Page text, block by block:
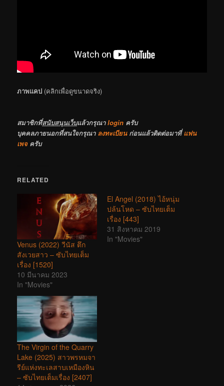
ภาพแคป (คลิกเพื่อดูขนาดจริง)
สมาชิกที่สนับสนุนเว็บแล้วกรุณาlogin ครับ
บุคคลภายนอกที่สนใจกรุณา ลงทะเบียนก่อนแล้วติดต่อมาที่แฟน
เพจครับ
RELATED
Venus (2022) วีนัส ตึก
สังเวยสาว – ซับไทยเต็ม
เรื่อง [1520]
10 มีนาคม 2023
In "Movies"
El Angel (2018) ไอ้หนุ่ม
ปล้นโหด – ซับไทยเต็ม
เรื่อง [443]
31 สิงหาคม 2019
In "Movies"
The Virgin of the Quarry
Lake (2025) สาวพรหมจา
รีย์แห่งทะเลสาบเหมืองหิน
– ซับไทยเต็มเรื่อง [2407]